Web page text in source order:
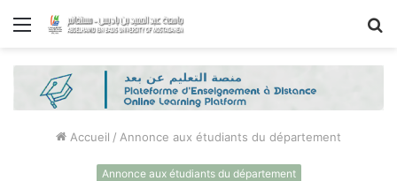
Menu
Accueil / Annonce aux étudiants du département
Annonce aux étudiants du département